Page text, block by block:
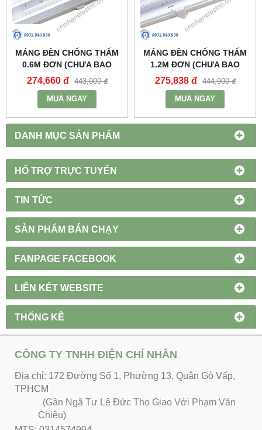
DANH MỤC SẢN PHẨM
HỔ TRỢ TRỰC TUYẾN
TIN TỨC
SẢN PHẨM BÁN CHẠY
FANPAGE FACEBOOK
LIÊN KẾT WEBSITE
THỐNG KÊ
MÁNG ĐÈN CHỐNG THẤM
0.6M ĐƠN (CHƯA BAO
GỒM BÓNG VÀ TĂNG PHÔ)
- MWP-218 - MPE
274,660 đ 443,000 đ
MUA NGAY
MÁNG ĐÈN CHỐNG THẤM
1.2M ĐƠN (CHƯA BAO
GỒM BÓNG VÀ TĂNG PHÔ)
- MWP-136 - MPE
275,838 đ 444,900 đ
MUA NGAY
CÔNG TY TNHH ĐIỆN CHÍ NHÂN
Địa chỉ: 172 Đường Số 1, Phường 13, Quận Gò Vấp,
TPHCM
(Gần Ngã Tư Lê Đức Thọ Giao Với Phạm Văn
Chiêu)